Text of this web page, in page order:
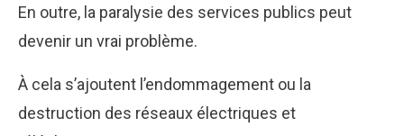
En outre, la paralysie des services publics peut
devenir un vrai problème.
À cela s’ajoutent l’endommagement ou la
destruction des réseaux électriques et